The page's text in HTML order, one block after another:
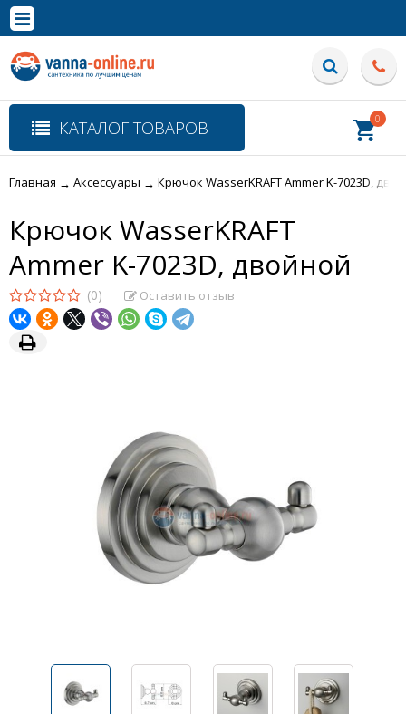
Полная версия сайта
КАТАЛОГ ТОВАРОВ 0
Главная → Аксессуары → Крючок WasserKRAFT Ammer K-7023D,
Крючок WasserKRAFT
Ammer K-7023D, двойной
(0) Оставить отзыв